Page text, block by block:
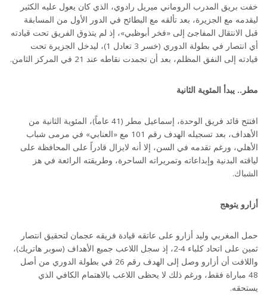
خفت بريق المدرب الروماني ميريل رادوي، الذي كان يعول عليه الكثير
ليقدمه مع الجزيرة، بعد تألقه مع البطائح في الدور الأول من المسابقة
قبل الانتقال المفاجئ إلى «فخر أبوظبي»، إذ لم يتذوق الفريق تحت قيادته
أي انتصار في بطولة الدوري (خسر 3 تعادل 1)، ليدخل الجزيرة تحت
قيادته إلى النفق المظلم، بعد أن تجمدت نقاطه عند 21 في المركز الثامن.
مطر.. يبدأ المئوية الثانية
افتتح قائد فريق الوحدة، إسماعيل مطر (41 عاماً)، المئوية الثانية من
الأهداف، بعد تسجيله الهدف رقم 101 مع «العنابي» في مرمى شباب
الأهلي، ورغم تقدمه في السن، إلا أنه لايزال قادراً على المحافظة على
لياقته البدنية وإبداعاته وتمريراته الساحرة، وطريقته الرائعة في هز
الشباك.
أزارو يتوهج
حمل المغربي وليد أزارو على عاتقه قيادة فريقه عجمان لتحقيق انتصار
ثمين على اتحاد كلباء 4-2، إذ سجل اللاعب جميع الأهداف (سوبر هاتريك)،
واللافت أن أزارو وصل إلى الهدف رقم 26 في بطولة الدوري من أصل
48 مباراة فقط، ورغم ذلك لا يحظى اللاعب بالاهتمام الكافي الذي
يستحقه.